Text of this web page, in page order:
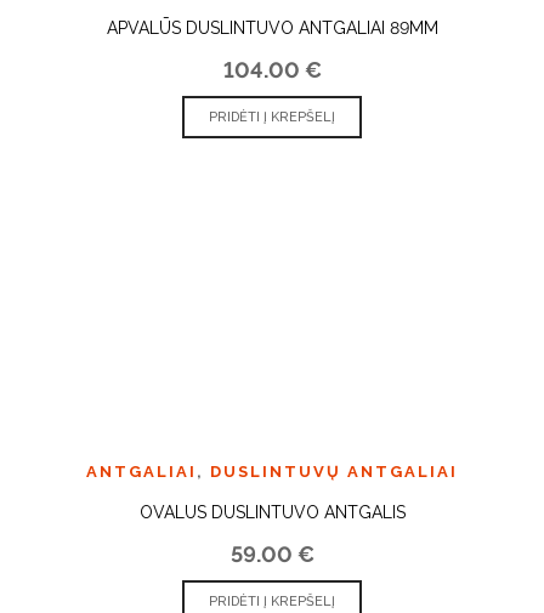
APVALŪS DUSLINTUVO ANTGALIAI 89MM
104.00 €
PRIDĖTI Į KREPŠELĮ
ANTGALIAI , DUSLINTUVŲ ANTGALIAI
OVALUS DUSLINTUVO ANTGALIS
59.00 €
PRIDĖTI Į KREPŠELĮ